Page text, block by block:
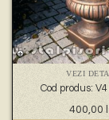
VEZI
Cod produs:
400,00